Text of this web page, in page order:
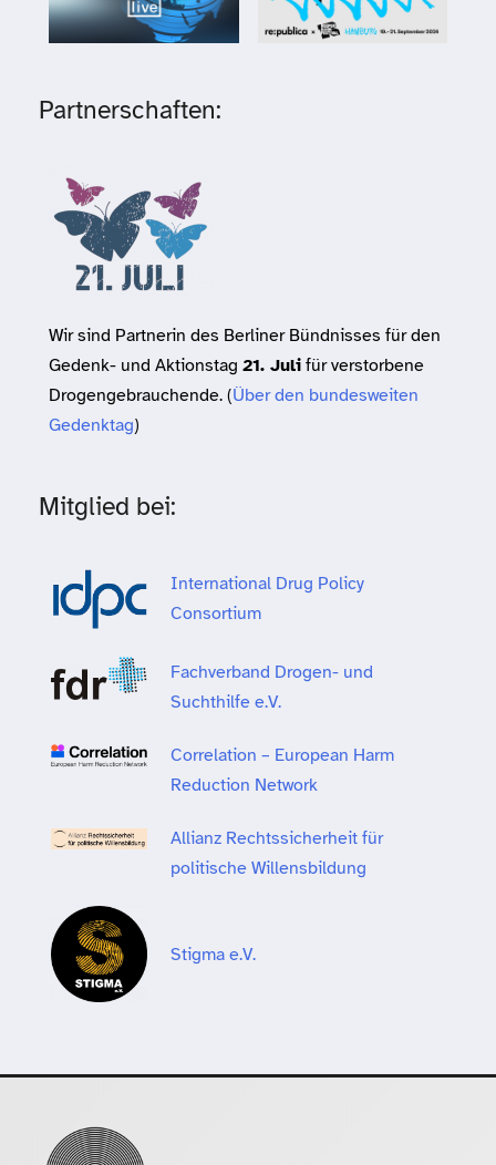
Partnerschaften:
Wir sind Partnerin des Berliner Bündnisses für den
Gedenk- und Aktionstag 21. Julifür verstorbene
Drogengebrauchende. (Über den bundesweiten
Gedenktag)
Mitglied bei:
International Drug Policy
Consortium
Fachverband Drogen- und
Suchthilfe e.V.
Correlation – European Harm
Reduction Network
Allianz Rechtssicherheit für
politische Willensbildung
Stigma e.V.